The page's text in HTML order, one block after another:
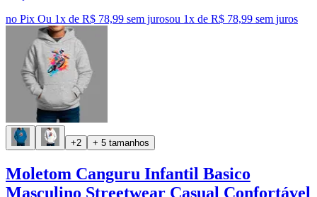
no Pix Ou 1x de R$ 78,99 sem jurosou 1x de R$ 78,99 sem juros
+2 + 5 tamanhos
Moletom Canguru Infantil Basico
Masculino Streetwear Casual Confortável